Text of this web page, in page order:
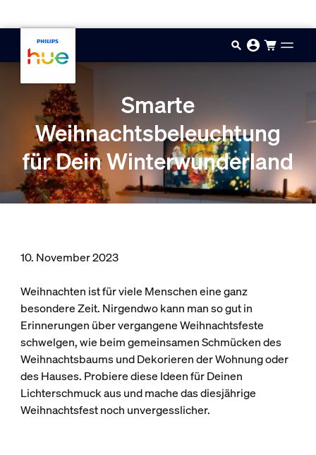
Smarte
Weihnachtsbeleuchtung
für Dein Winterwunderland
10. November 2023
Weihnachten ist für viele Menschen eine ganz
besondere Zeit. Nirgendwo kann man so gut in
Erinnerungen über vergangene Weihnachtsfeste
schwelgen, wie beim gemeinsamen Schmücken des
Weihnachtsbaums und Dekorieren der Wohnung oder
des Hauses. Probiere diese Ideen für Deinen
Lichterschmuck aus und mache das diesjährige
Weihnachtsfest noch unvergesslicher.